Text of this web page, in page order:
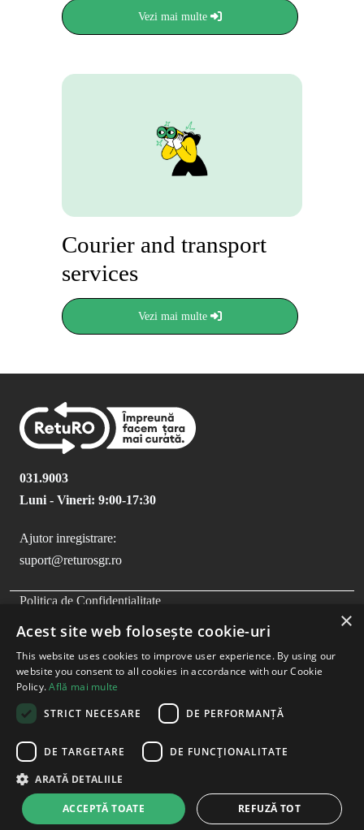
Vezi mai multe
Courier and transport
services
Vezi mai multe
031.9003
Luni - Vineri: 9:00-17:30
Ajutor inregistrare:
suport@returosgr.ro
FOOTER MENU
Politica de Confidentialitate
Compliance
Termeni si Conditii
Copyright 2026 - RetuRO
×
Acest site web folosește cookie-uri
This website uses cookies to improve user experience. By using our
website you consent to all cookies in accordance with our Cookie
Policy.Află mai multe
STRICT NECESARE
DE PERFORMANȚĂ
DE TARGETARE DE FUNCŢIONALITATE
ARATĂ DETALIILE
ACCEPTĂ TOATE REFUZĂ TOT